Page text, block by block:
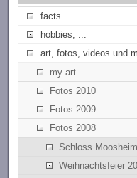
facts
hobbies, ...
art, fotos, videos und
my art
Fotos 2010
Fotos 2009
Fotos 2008
Schloss Moosheim
Weihnachtsfeier